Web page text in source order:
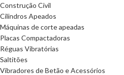
Construção Civil
Cilindros Apeados
Máquinas de corte apeadas
Placas Compactadoras
Réguas Vibratórias
Saltitões
Vibradores de Betão e Acessórios